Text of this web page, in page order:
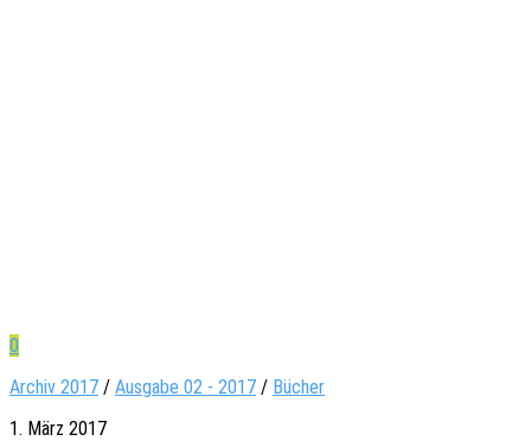
0
Archiv 2017 / Ausgabe 02 - 2017 / Bücher
1. März 2017